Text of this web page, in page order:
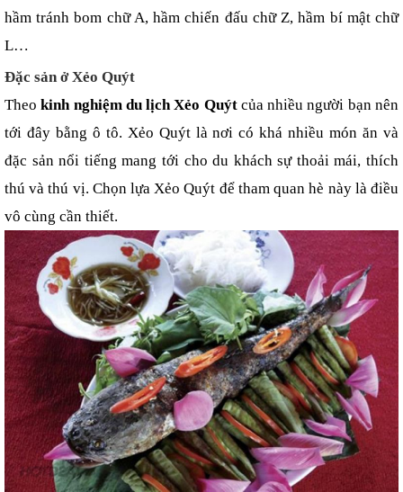
hầm tránh bom chữ A, hầm chiến đấu chữ Z, hầm bí mật chữ
L…
Đặc sản ở Xẻo Quýt
Theo kinh nghiệm du lịch Xẻo Quýt của nhiều người bạn nên
tới đây bằng ô tô. Xẻo Quýt là nơi có khá nhiều món ăn và
đặc sản nổi tiếng mang tới cho du khách sự thoải mái, thích
thú và thú vị. Chọn lựa Xẻo Quýt để tham quan hè này là điều
vô cùng cần thiết.